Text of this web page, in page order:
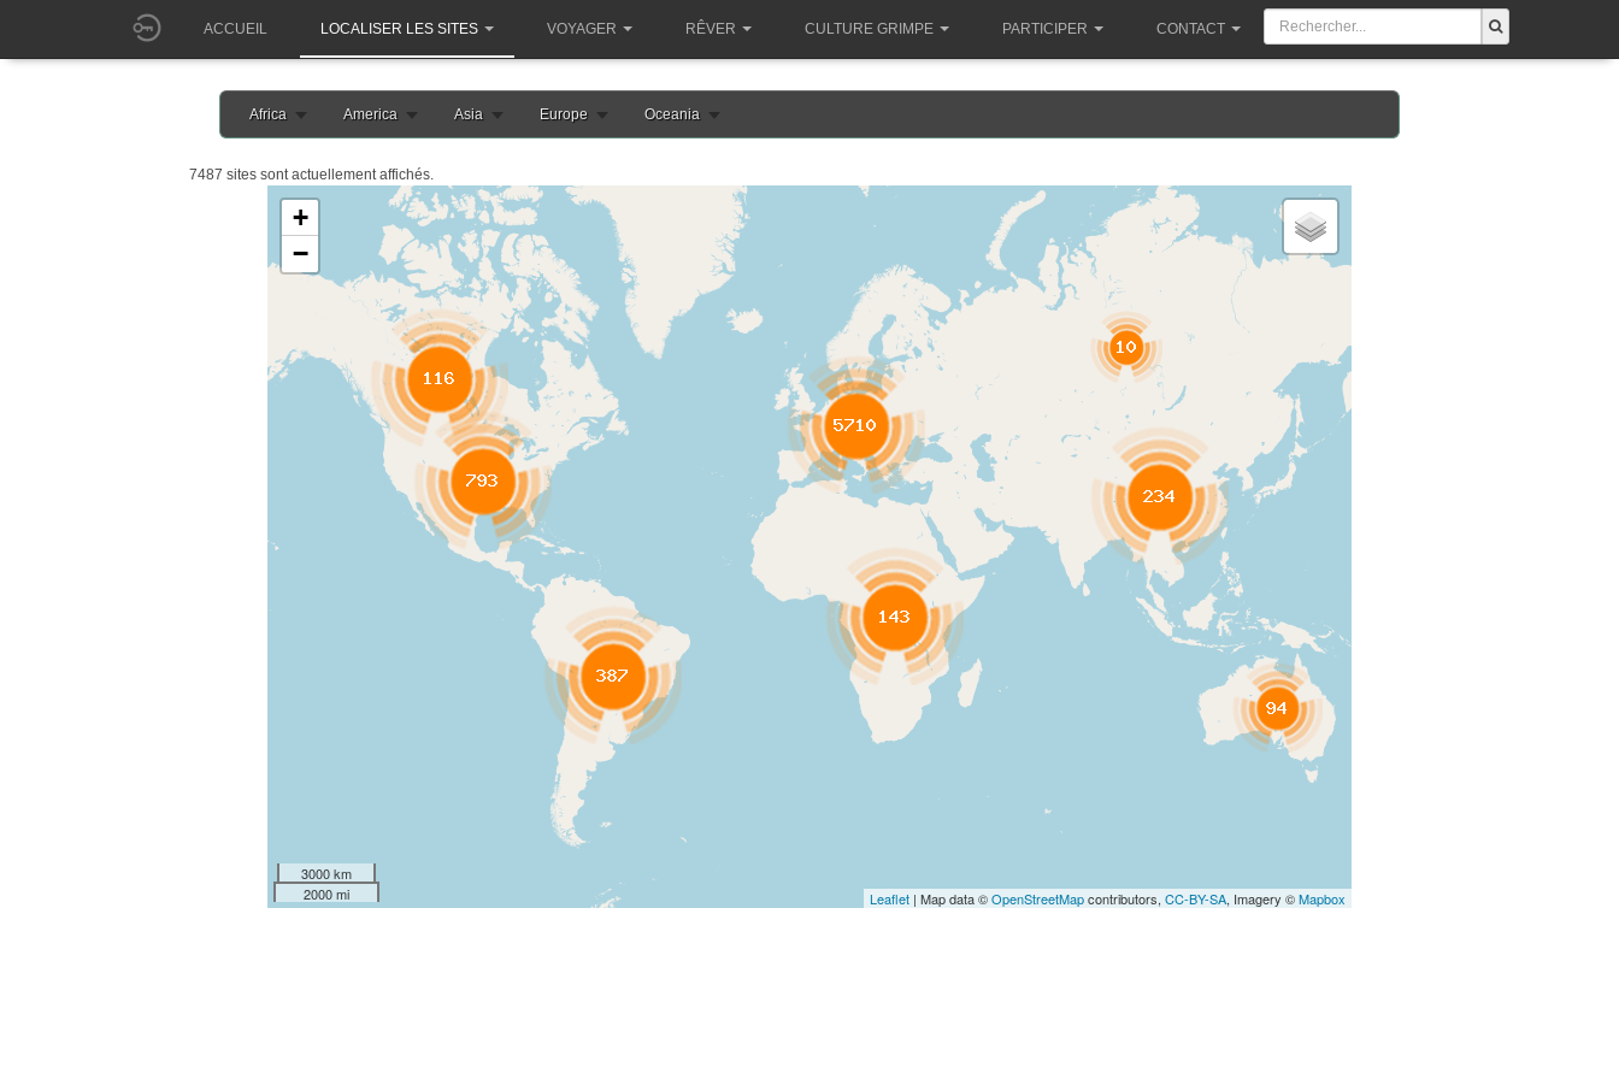
ACCUEIL LOCALISER LES SITES VOYAGER RÊVER CULTURE GRIMPE PARTICIPER CONTACT
Africa America Asia Europe Oceania
7487 sites sont actuellement affichés.
+
−
3000 km
2000 mi
Leaflet | Map data ©OpenStreetMapcontributors, CC-BY-SA, Imagery ©Mapbox